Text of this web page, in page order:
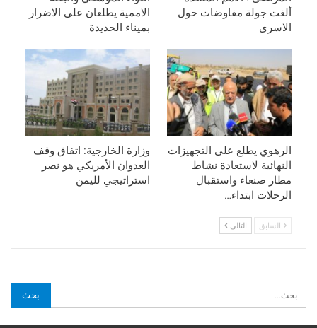
ألغت جولة مفاوضات حول
الاسرى
الاممية يطلعان على الاضرار
بميناء الحديدة
الرهوي يطلع على التجهيزات
النهائية لاستعادة نشاط
مطار صنعاء واستقبال
الرحلات ابتداء…
وزارة الخارجية: اتفاق وقف
العدوان الأمريكي هو نصر
استراتيجي لليمن
السابق التالي